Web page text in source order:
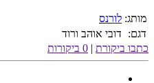
מותג: לורנס
דגם:
דובי אוהב ורוד
כתבו ביקורת | 0 ביקורות